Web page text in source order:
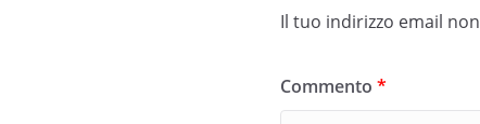
Il tuo indirizzo email
Commento *